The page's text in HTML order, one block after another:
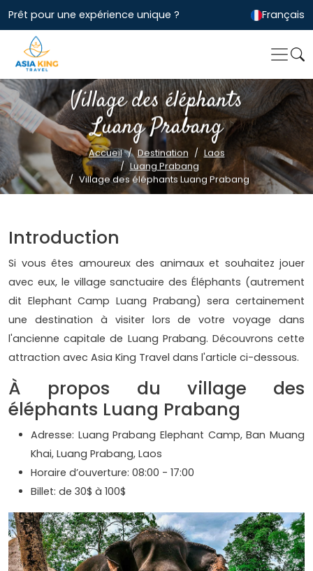
Prêt pour une expérience unique ? Français
Village des éléphants
Luang Prabang
Accueil Destination
Laos
Luang Prabang
Village des éléphants Luang Prabang
Introduction
Si vous êtes amoureux des animaux et souhaitez jouer
avec eux, le village sanctuaire des Éléphants (autrement
dit Elephant Camp Luang Prabang) sera certainement
une destination à visiter lors de votre voyage dans
l'ancienne capitale de Luang Prabang. Découvrons cette
attraction avec Asia King Travel dans l'article ci-dessous.
À propos du village des
éléphants Luang Prabang
Adresse: Luang Prabang Elephant Camp, Ban Muang
Khai, Luang Prabang, Laos
Horaire d’ouverture: 08:00 - 17:00
Billet: de 30$ à 100$